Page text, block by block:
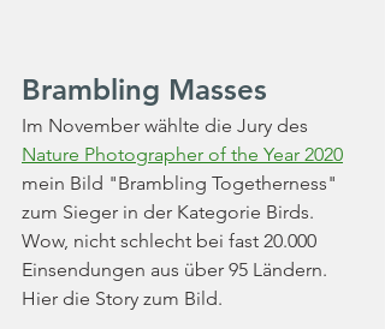
Brambling Masses
Im November wählte die Jury des
Nature Photographer of the Year 2020
mein Bild "Brambling Togetherness"
zum Sieger in der Kategorie Birds.
Wow, nicht schlecht bei fast 20.000
Einsendungen aus über 95 Ländern.
Hier die Story zum Bild.